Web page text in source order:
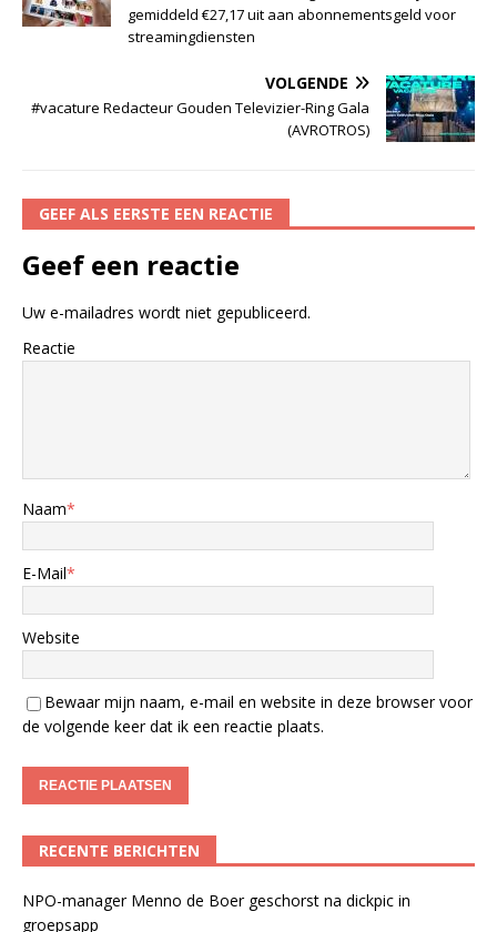
gemiddeld €27,17 uit aan abonnementsgeld voor
streamingdiensten
VOLGENDE
#vacature Redacteur Gouden Televizier-Ring Gala
(AVROTROS)
GEEF ALS EERSTE EEN REACTIE
Geef een reactie
Uw e-mailadres wordt niet gepubliceerd.
Reactie
Naam*
E-Mail*
Website
Bewaar mijn naam, e-mail en website in deze browser voor
de volgende keer dat ik een reactie plaats.
RECENTE BERICHTEN
NPO-manager Menno de Boer geschorst na dickpic in
groepsapp